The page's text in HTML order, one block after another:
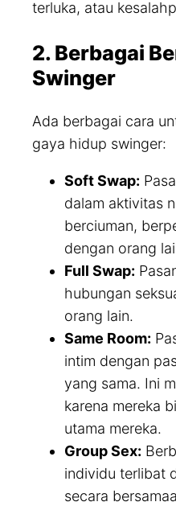
terluka, atau
2. Berbagai
Swinger
Ada berbagai cara
gaya hidup swinger:
Soft Swap:
dalam aktivitas
berciuman,
dengan orang
Full Swap:
hubungan
orang lain.
Same Room:
intim dengan
yang sama. Ini
karena mereka
utama mereka.
Group Sex:
individu terlibat
secara